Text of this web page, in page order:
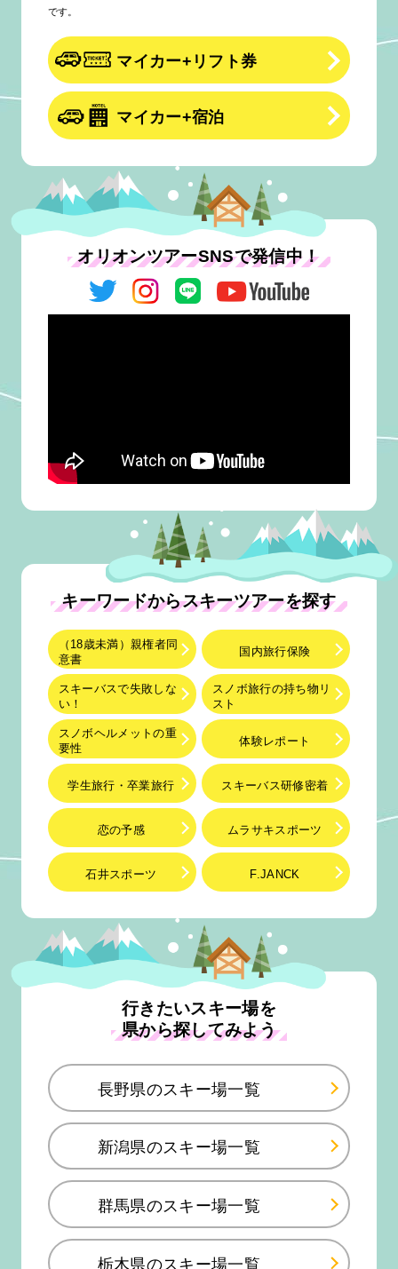
です。
マイカー+リフト券
マイカー+宿泊
オリオンツアーSNSで発信中！
キーワードからスキーツアーを探す
（18歳未満）親権者同
意書
国内旅行保険
スキーバスで失敗しな
い！
スノボ旅行の持ち物リ
スト
スノボヘルメットの重
要性
体験レポート
学生旅行・卒業旅行 スキーバス研修密着
恋の予感 ムラサキスポーツ
石井スポーツ F.JANCK
行きたいスキー場を
県から探してみよう
長野県のスキー場一覧
新潟県のスキー場一覧
群馬県のスキー場一覧
栃木県のスキー場一覧